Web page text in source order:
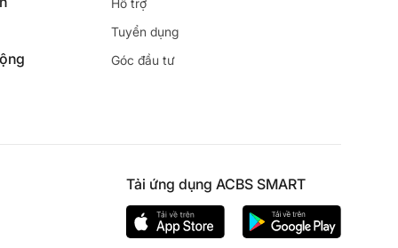
Tuyển dụng
Góc đầu tư
Tải ứng dụng ACBS SMART